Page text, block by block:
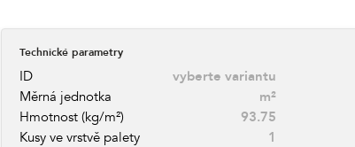
Technické parametry
ID vyberte variantu
Měrná jednotka
m²
Hmotnost (kg/m²)
93.75
Kusy ve vrstvě palety
1